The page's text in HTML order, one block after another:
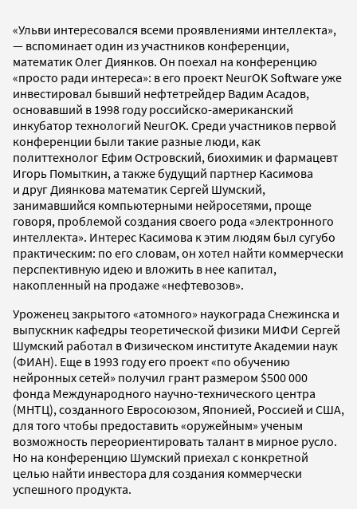
«Ульви интересовался всеми проявлениями интеллекта»,
— вспоминает один из участников конференции,
математик Олег Диянков. Он поехал на конференцию
«просто ради интереса»: в его проект NeurOK Software уже
инвестировал бывший нефтетрейдер Вадим Асадов,
основавший в 1998 году российско-американский
инкубатор технологий NeurOK. Среди участников первой
конференции были такие разные люди, как
политтехнолог Ефим Островский, биохимик и фармацевт
Игорь Помыткин, а также будущий партнер Касимова
и друг Диянкова математик Сергей Шумский,
занимавшийся компьютерными нейросетями, проще
говоря, проблемой создания своего рода «электронного
интеллекта». Интерес Касимова к этим людям был сугубо
практическим: по его словам, он хотел найти коммерчески
перспективную идею и вложить в нее капитал,
накопленный на продаже «нефтевозов».
Уроженец закрытого «атомного» наукограда Снежинска и
выпускник кафедры теоретической физики МИФИ Сергей
Шумский работал в Физическом институте Академии наук
(ФИАН). Еще в 1993 году его проект «по обучению
нейронных сетей» получил грант размером $500 000
фонда Международного научно-технического центра
(МНТЦ), созданного Евросоюзом, Японией, Россией и США,
для того чтобы предоставить «оружейным» ученым
возможность переориентировать талант в мирное русло.
Но на конференцию Шумский приехал с конкретной
целью найти инвестора для создания коммерчески
успешного продукта.